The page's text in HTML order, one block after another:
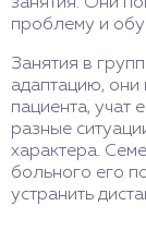
занятия. Они
проблему и
Занятия в
адаптацию, они
пациента, учат
разные
характера.
больного его
устранить